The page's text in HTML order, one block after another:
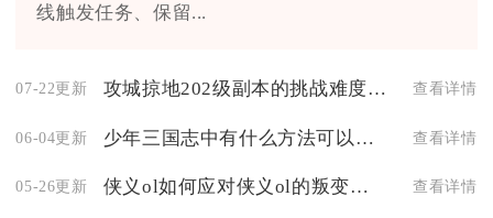
线触发任务、保留...
07-22更新 攻城掠地202级副本的挑战难度有多大 查看详情
06-04更新 少年三国志中有什么方法可以得到炫金翅膀 查看详情
05-26更新 侠义ol如何应对侠义ol的叛变行为 查看详情